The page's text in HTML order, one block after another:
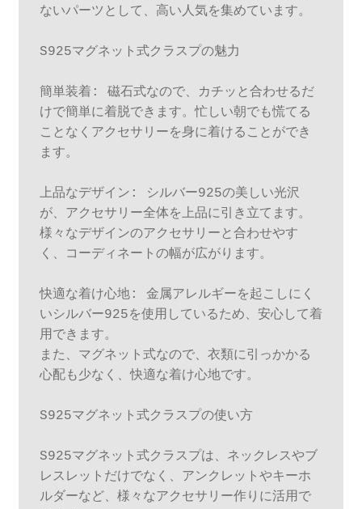
支払いないパーツとして、高い人気を集めています。
S925マグネット式クラスプの魅力
簡単装着: 磁石式なので、カチッと合わせるだ
けで簡単に着脱できます。忙しい朝でも慌てる
ことなくアクセサリーを身に着けることができ
ます。
上品なデザイン: シルバー925の美しい光沢
が、アクセサリー全体を上品に引き立てます。
様々なデザインのアクセサリーと合わせやす
く、コーディネートの幅が広がります。
快適な着け心地: 金属アレルギーを起こしにく
いシルバー925を使用しているため、安心して着
用できます。
また、マグネット式なので、衣類に引っかかる
心配も少なく、快適な着け心地です。
S925マグネット式クラスプの使い方
S925マグネット式クラスプは、ネックレスやブ
レスレットだけでなく、アンクレットやキーホ
ルダーなど、様々なアクセサリー作りに活用で